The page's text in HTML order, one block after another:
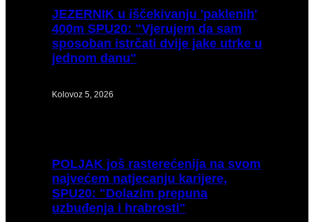
JEZERNIK u iščekivanju 'paklenih'
400m SPU20: "Vjerujem da sam
sposoban istrčati dvije jake utrke u
jednom danu"
Kolovoz 5, 2026
POLJAK još rasterećenija na svom
najvećem natjecanju karijere,
SPU20: "Dolazim prepuna
uzbuđenja i hrabrosti"